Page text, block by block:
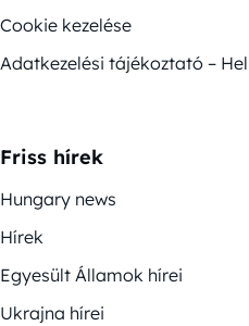
Cookie kezelése
Adatkezelési tájékoztató –
Friss hírek
Hungary news
Hírek
Egyesült Államok hírei
Ukrajna hírei